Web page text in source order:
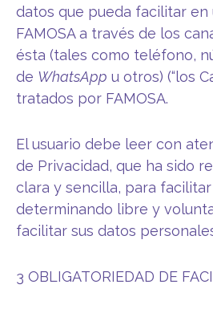
datos que pueda facilitar en
FAMOSA a través de los
ésta (tales como teléfono,
de WhatsApp u otros) (“los
tratados por FAMOSA.
El usuario debe leer con
de Privacidad, que ha sido
clara y sencilla, para
determinando libre y
facilitar sus datos
3 OBLIGATORIEDAD DE